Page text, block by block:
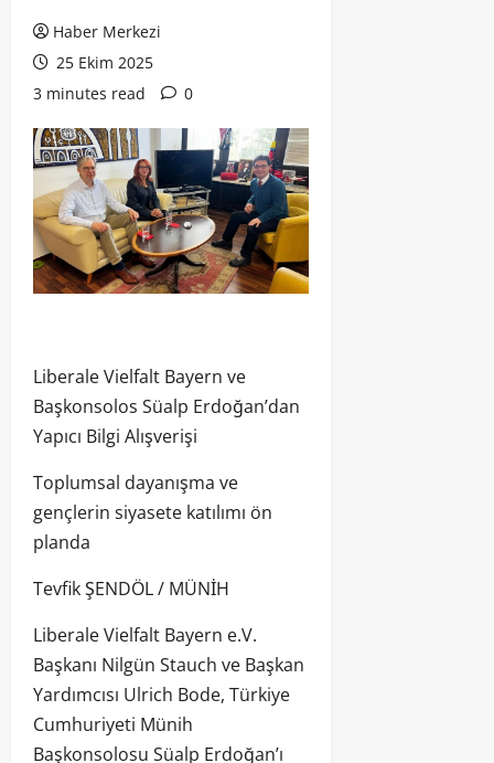
Haber Merkezi
25 Ekim 2025
3 minutes read
0
Liberale Vielfalt Bayern ve
Başkonsolos Süalp Erdoğan’dan
Yapıcı Bilgi Alışverişi
Toplumsal dayanışma ve
gençlerin siyasete katılımı ön
planda
Tevfik ŞENDÖL / MÜNİH
Liberale Vielfalt Bayern e.V.
Başkanı Nilgün Stauch ve Başkan
Yardımcısı Ulrich Bode, Türkiye
Cumhuriyeti Münih
Başkonsolosu Süalp Erdoğan’ı